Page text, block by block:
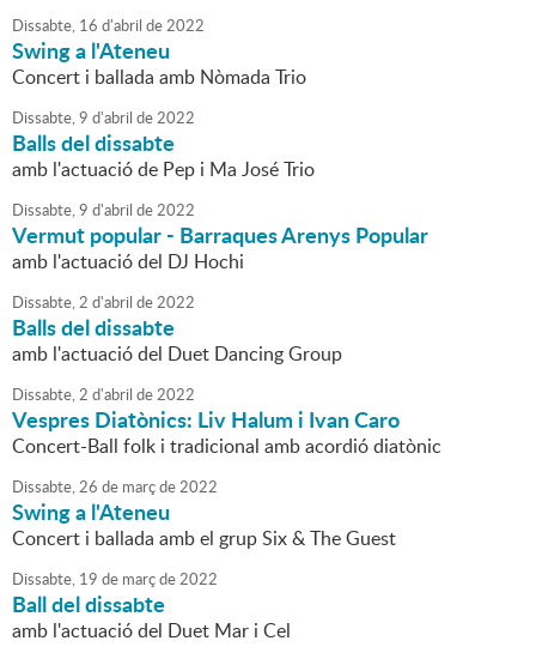
Dissabte, 16 d'abril de2022
Swing a l'Ateneu
Concert i ballada amb Nòmada Trio
Dissabte,9 d'abril de2022
Balls del dissabte
amb l'actuació de Pep i Ma José Trio
Dissabte,9 d'abril de2022
Vermut popular - Barraques Arenys Popular
amb l'actuació del DJ Hochi
Dissabte,2 d'abril de2022
Balls del dissabte
amb l'actuació del Duet Dancing Group
Dissabte,2 d'abril de2022
Vespres Diatònics: Liv Halum i Ivan Caro
Concert-Ball folk i tradicional amb acordió diatònic
Dissabte,26 de marçde2022
Swing a l'Ateneu
Concert i ballada amb el grup Six & The Guest
Dissabte, 19 de marçde2022
Ball del dissabte
amb l'actuació del Duet Mar i Cel